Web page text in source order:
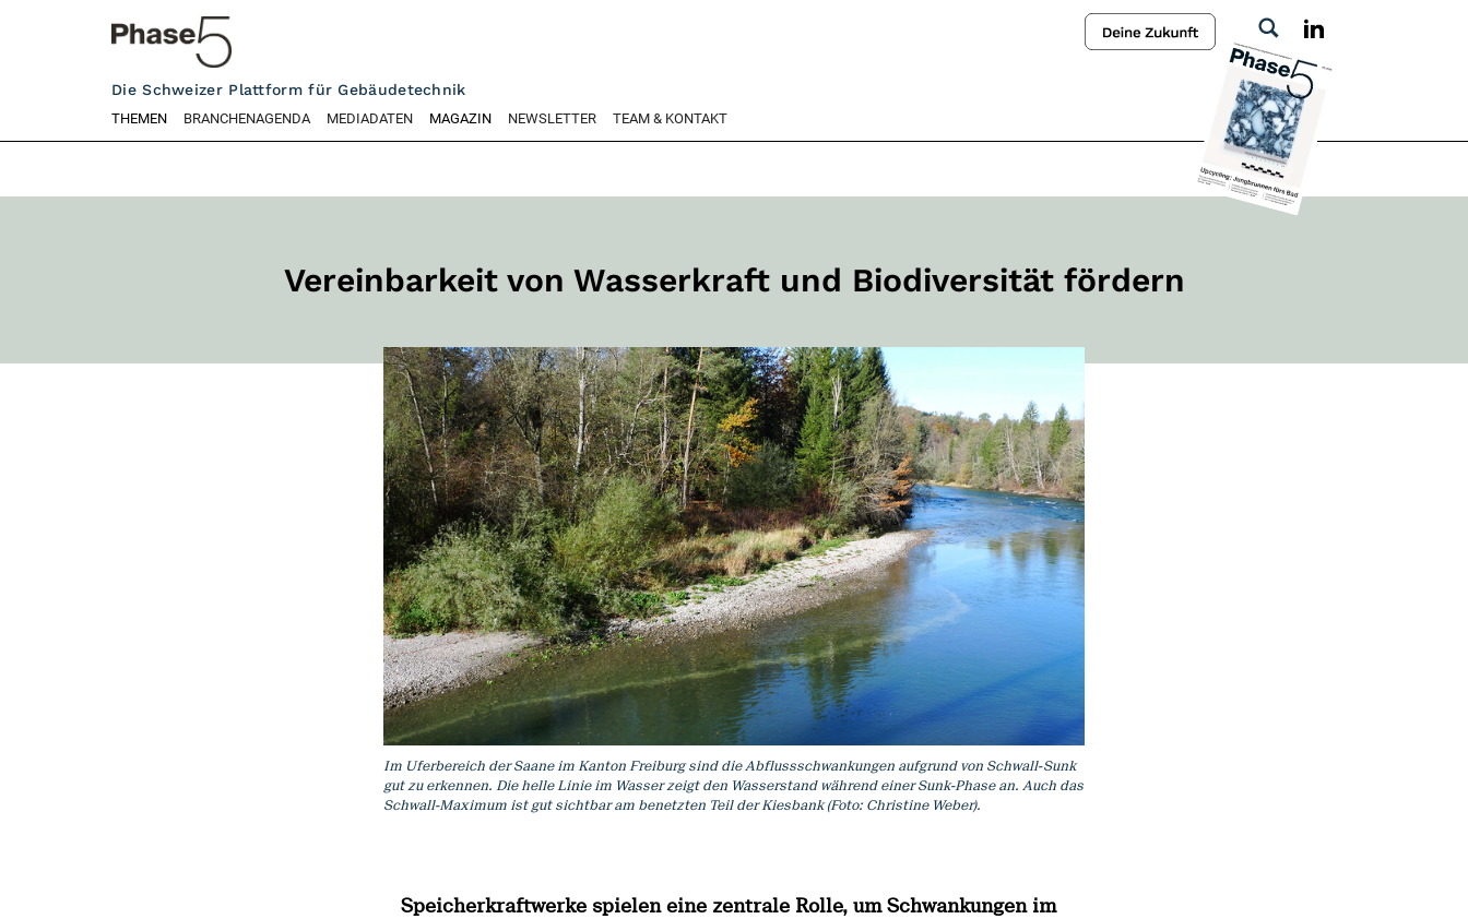
Die Schweizer Plattform für Gebäudetechnik
THEMEN BRANCHENAGENDA MEDIADATEN MAGAZIN NEWSLETTER TEAM & KONTAKT
Vereinbarkeit von Wasserkraft und Biodiversität fördern
Im Uferbereich der Saane im Kanton Freiburg sind die Abflussschwankungen aufgrund von Schwall-Sunk
gut zu erkennen. Die helle Linie im Wasser zeigt den Wasserstand während einer Sunk-Phase an. Auch das
Schwall-Maximum ist gut sichtbar am benetzten Teil der Kiesbank (Foto: Christine Weber).
Speicherkraftwerke spielen eine zentrale Rolle, um Schwankungen im